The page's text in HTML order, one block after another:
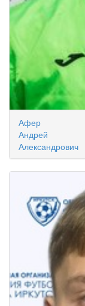
Афер
Андрей
Александрович